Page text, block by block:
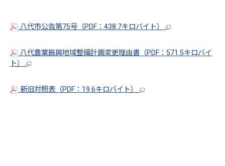
八代市公告第75号（PDF：438.7キロバイト）
八代農業振興地域整備計画変更理由書（PDF：571.5キロバイ
ト）
新旧対照表（PDF：19.6キロバイト）